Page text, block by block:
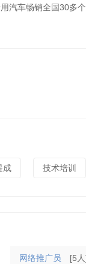
车畅销全国30多
成 技术培训
网络推广员 [5